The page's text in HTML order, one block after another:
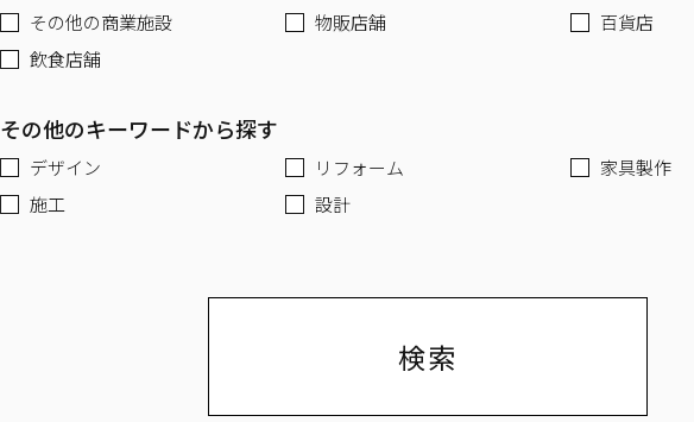
その他の商業施設
物販店舗
百貨店
飲食店舗
その他のキーワードから探す
デザイン リフォーム
家具製作
施工
設計